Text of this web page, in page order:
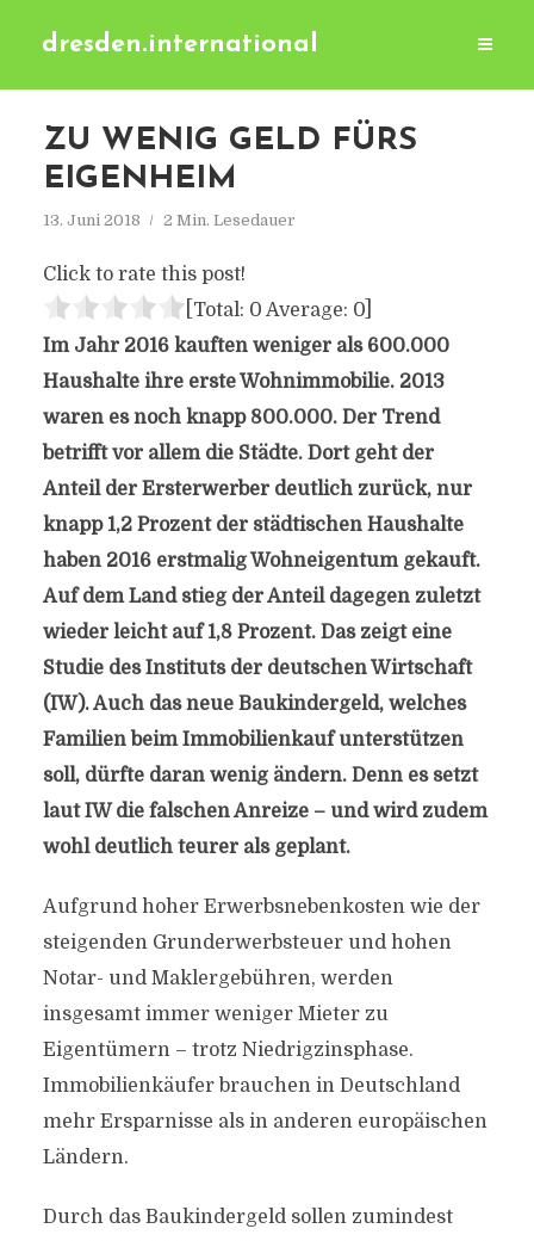
dresden.international
ZU WENIG GELD FÜRS
EIGENHEIM
13. Juni 2018 2 Min. Lesedauer
Click to rate this post!
[Total: 0 Average: 0]
Im Jahr 2016 kauften weniger als 600.000
Haushalte ihre erste Wohnimmobilie. 2013
waren es noch knapp 800.000. Der Trend
betrifft vor allem die Städte. Dort geht der
Anteil der Ersterwerber deutlich zurück, nur
knapp 1,2 Prozent der städtischen Haushalte
haben 2016 erstmalig Wohneigentum gekauft.
Auf dem Land stieg der Anteil dagegen zuletzt
wieder leicht auf 1,8 Prozent. Das zeigt eine
Studie des Instituts der deutschen Wirtschaft
(IW). Auch das neue Baukindergeld, welches
Familien beim Immobilienkauf unterstützen
soll, dürfte daran wenig ändern. Denn es setzt
laut IW die falschen Anreize – und wird zudem
wohl deutlich teurer als geplant.
Aufgrund hoher Erwerbsnebenkosten wie der
steigenden Grunderwerbsteuer und hohen
Notar- und Maklergebühren, werden
insgesamt immer weniger Mieter zu
Eigentümern – trotz Niedrigzinsphase.
Immobilienkäufer brauchen in Deutschland
mehr Ersparnisse als in anderen europäischen
Ländern.
Durch das Baukindergeld sollen zumindest